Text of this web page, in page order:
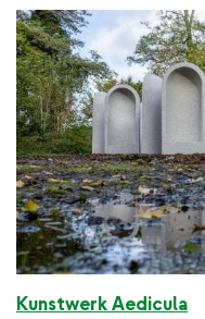
Kunstwerk Aedicula